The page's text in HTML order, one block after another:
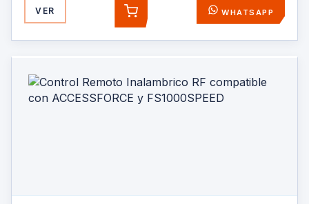
VER AGREGAR WHATSAPP